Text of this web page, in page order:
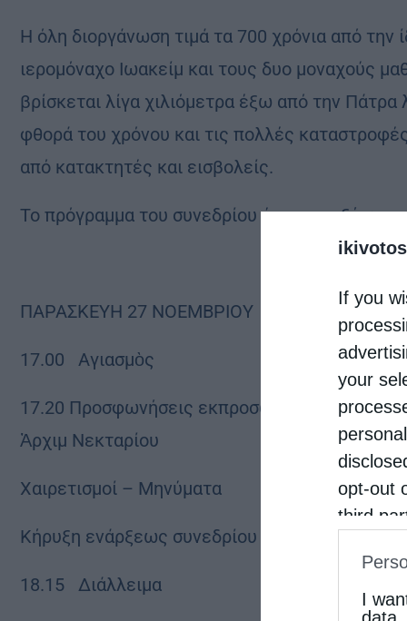
If you
your
opt-out
third
IAB’s
other
I
data.
Η όλη διοργάνωση τιμά τα 700 χρόνια από την
ιερομόναχο Ιωακείμ και τους δυο μοναχούς
βρίσκεται λίγα χιλιόμετρα έξω από την
φθορά του χρόνου και τις πολλές
από κατακτητές και εισβολείς.
Το πρόγραμμα του συνεδρίου έχει ως εξής:
ΠΑΡΑΣΚΕΥΗ 27 ΝΟΕΜΒΡΙΟΥ
17.00 Αγιασμὸς
17.20 Προσφωνήσεις εκπροσώπων
Ἀρχιμ Νεκταρίου
Χαιρετισμοί – Μηνύματα
Κήρυξη ενάρξεως συνεδρίου από το.
18.15 Διάλλειμα